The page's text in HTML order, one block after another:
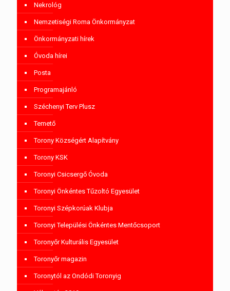
Nekrológ
Nemzetiségi Roma Önkormányzat
Önkormányzati hírek
Óvoda hírei
Posta
Programajánló
Széchenyi Terv Plusz
Temető
Torony Községért Alapítvány
Torony KSK
Toronyi Csicsergő Óvoda
Toronyi Önkéntes Tűzoltó Egyesület
Toronyi Szépkorúak Klubja
Toronyi Települési Önkéntes Mentőcsoport
Toronyőr Kulturális Egyesület
Toronyőr magazin
Toronytól az Ondódi Toronyig